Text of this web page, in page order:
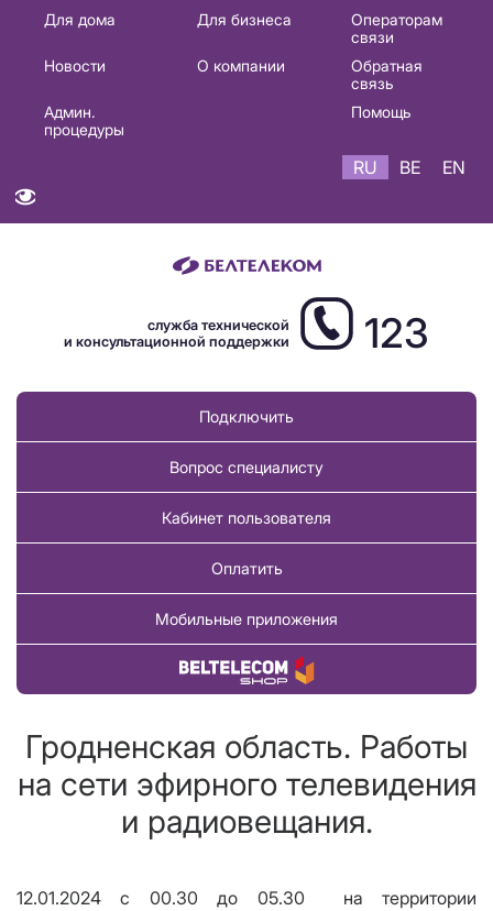
Основная
навигация
Для дома Для бизнеса
Операторам
связи
Новости
О компании
Обратная
связь
Админ.
процедуры
Помощь
RU BE EN
служба технической
и консультационной поддержки
123
Подключить
Вопрос специалисту
Кабинет пользователя
Оплатить
Мобильные приложения
Купить товар
Гродненская область. Работы
на сети эфирного телевидения
и радиовещания.
12.01.2024 с 00.30 до 05.30
на территории